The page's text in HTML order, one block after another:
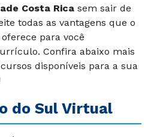
Costa Rica sem sair de
todas as vantagens que o
para você
Confira abaixo mais
disponíveis para a sua
do Sul Virtual